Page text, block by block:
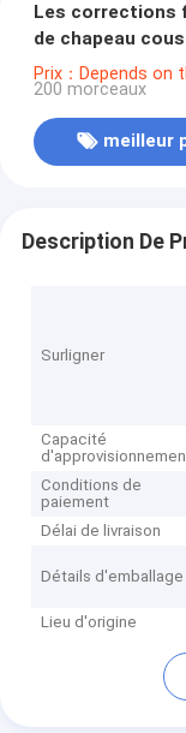
Les corrections
de chapeau
polyester
Prix：Depends on
200 morceaux
meilleur
Description De
Surligner
Capacité
Conditions de
paiement
Délai de livraison
Détails d'emballage
Lieu d'origine